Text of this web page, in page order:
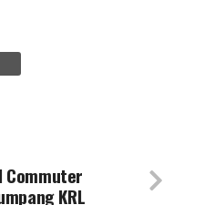
Commuter
KRL